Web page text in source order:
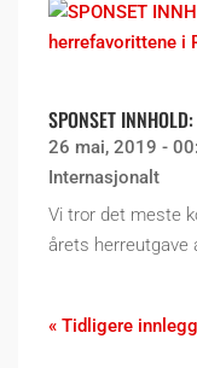
SPONSET
26 mai, 2019 -
Internasjonalt
Vi tror det meste
årets herreutgave
« Tidligere innlegg